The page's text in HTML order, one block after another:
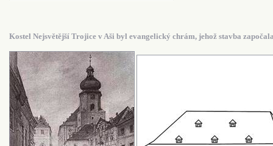
Kostel Nejsvětější Trojice v Aši byl evangelický chrám, jehož stavba